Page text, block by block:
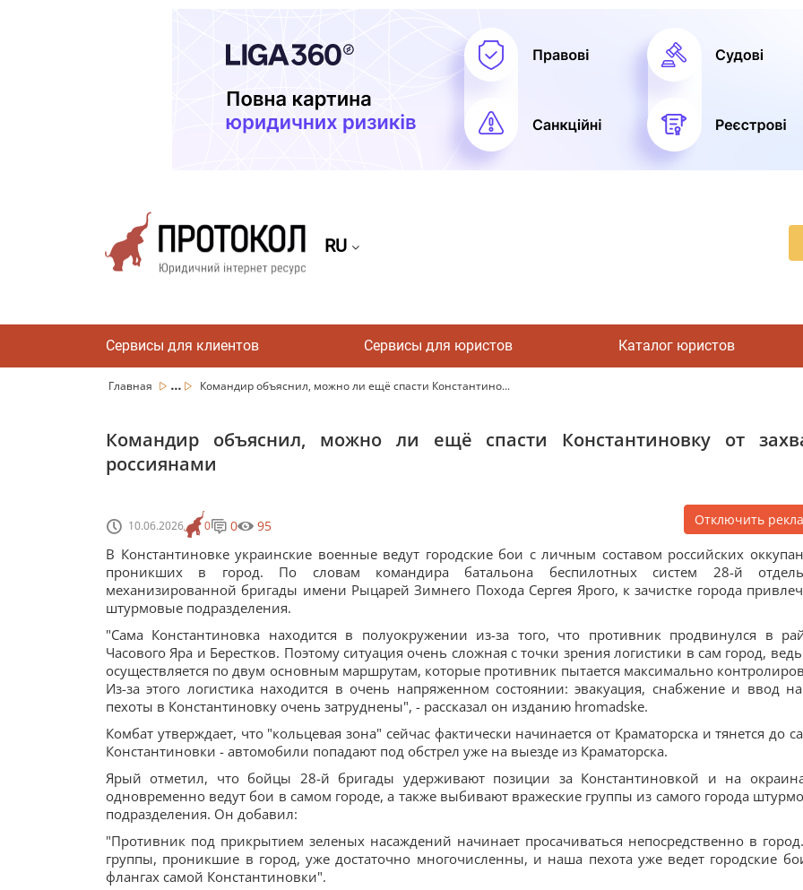
RU
Сервисы для клиентов Сервисы для юристов Каталог юристов
Главная ... Командир объяснил, можно ли ещё спасти Константино...
Командир объяснил, можно ли ещё спасти Константиновку от
россиянами
10.06.2026 0 0 95 Отключить
В Константиновке украинские военные ведут городские бои с личным составом российских
проникших в город. По словам командира батальона беспилотных систем 28-й
механизированной бригады имени Рыцарей Зимнего Похода Сергея Ярого, к зачистке города
штурмовые подразделения.
"Сама Константиновка находится в полуокружении из-за того, что противник продвинулся в
Часового Яра и Берестков. Поэтому ситуация очень сложная с точки зрения логистики в сам город,
осуществляется по двум основным маршрутам, которые противник пытается максимально
Из-за этого логистика находится в очень напряженном состоянии: эвакуация, снабжение и ввод
пехоты в Константиновку очень затруднены", - рассказал он изданию hromadske.
Комбат утверждает, что "кольцевая зона" сейчас фактически начинается от Краматорска и тянется до
Константиновки - автомобили попадают под обстрел уже на выезде из Краматорска.
Ярый отметил, что бойцы 28-й бригады удерживают позиции за Константиновкой и на
одновременно ведут бои в самом городе, а также выбивают вражеские группы из самого города
подразделения. Он добавил:
"Противник под прикрытием зеленых насаждений начинает просачиваться непосредственно в
группы, проникшие в город, уже достаточно многочисленны, и наша пехота уже ведет городские
флангах самой Константиновки".